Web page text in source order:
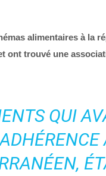
alimentaires à la
ont trouvé une
QUI